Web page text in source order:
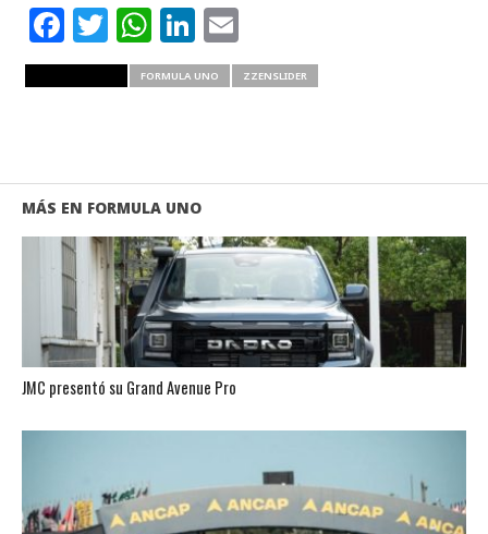
Facebook
Twitter
WhatsApp
LinkedIn
Email
FORMULA UNO ZZENSLIDER
MÁS EN FORMULA UNO
JMC presentó su Grand Avenue Pro